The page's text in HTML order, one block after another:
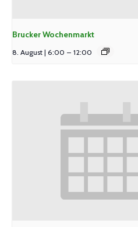
Brucker Wochenmarkt
8. August | 6:00 – 12:00